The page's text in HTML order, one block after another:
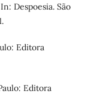
Despoesia. São
Editora
Editora